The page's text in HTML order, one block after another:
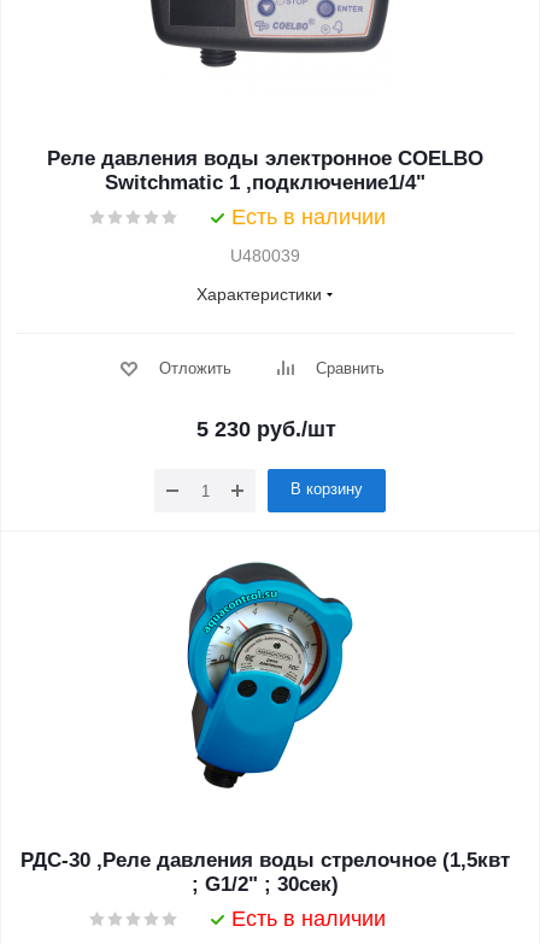
Реле давления воды электронное COELBO
Switchmatic 1 ,подключение1/4"
Есть в наличии
U480039
Характеристики
Отложить Сравнить
5 230руб./шт
В корзину
РДС-30 ,Реле давления воды стрелочное (1,5квт
; G1/2" ; 30сек)
Есть в наличии